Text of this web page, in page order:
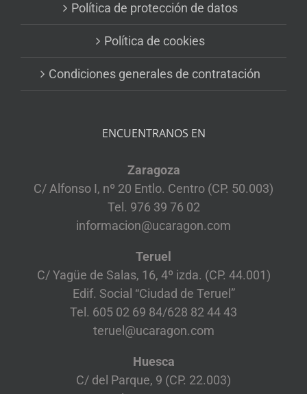
Política de protección de datos
Política de cookies
Condiciones generales de contratación
ENCUENTRANOS EN
Zaragoza
C/ Alfonso I, nº 20 Entlo. Centro (CP. 50.003)
Tel. 976 39 76 02
informacion@ucaragon.com
Teruel
C/ Yagüe de Salas, 16, 4º izda. (CP. 44.001)
Edif. Social “Ciudad de Teruel”
Tel. 605 02 69 84/628 82 44 43
teruel@ucaragon.com
Huesca
C/ del Parque, 9 (CP. 22.003)